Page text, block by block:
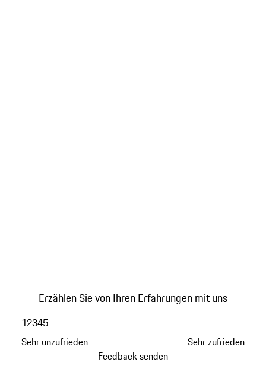
Erzählen Sie von Ihren Erfahrungen mit uns
Sehr unzufrieden
12345
Sehr zufrieden
Feedback senden